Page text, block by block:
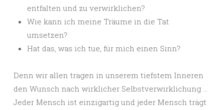
entfalten und zu verwirklichen?
Wie kann ich meine Träume in die Tat
umsetzen?
Hat das, was ich tue, für mich einen Sinn?
Denn wir allen tragen in unserem tiefstem Inneren
den Wunsch nach wirklicher Selbstverwirklichung …
Jeder Mensch ist einzigartig und jeder Mensch trägt